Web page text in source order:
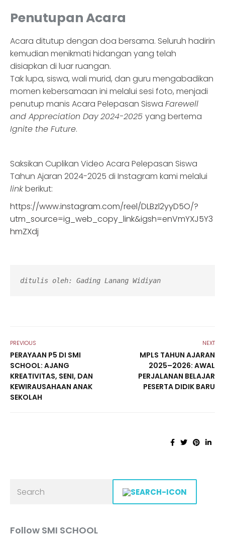
Penutupan Acara
Acara ditutup dengan doa bersama. Seluruh hadirin
kemudian menikmati hidangan yang telah
disiapkan di luar ruangan.
Tak lupa, siswa, wali murid, dan guru mengabadikan
momen kebersamaan ini melalui sesi foto, menjadi
penutup manis Acara Pelepasan Siswa Farewell
and Appreciation Day2024-2025 yang bertema
Ignite the Future.
Saksikan Cuplikan Video Acara Pelepasan Siswa
Tahun Ajaran 2024-2025 di Instagram kami melalui
linkberikut:
https://www.instagram.com/reel/DLBzl2yyD5O/?
utm_source=ig_web_copy_link&igsh=enVmYXJ5Y3
hmZXdj
ditulis oleh: Gading Lanang Widiyan
PREVIOUS
PERAYAAN P5 DI SMI
SCHOOL: AJANG
KREATIVITAS, SENI, DAN
KEWIRAUSAHAAN ANAK
SEKOLAH
NEXT
MPLS TAHUN AJARAN
2025–2026: AWAL
PERJALANAN BELAJAR
PESERTA DIDIK BARU
Follow SMI SCHOOL